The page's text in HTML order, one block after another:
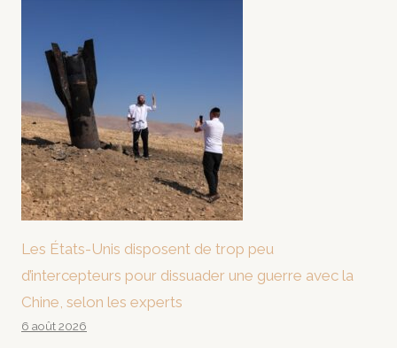
Les États-Unis disposent de trop peu
d’intercepteurs pour dissuader une guerre avec la
Chine, selon les experts
6 août 2026